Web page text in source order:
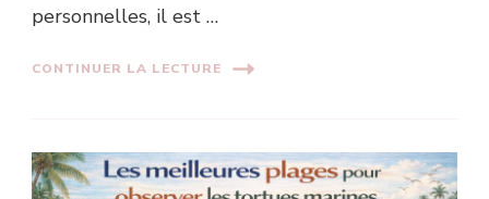
personnelles, il est …
CONTINUER LA LECTURE